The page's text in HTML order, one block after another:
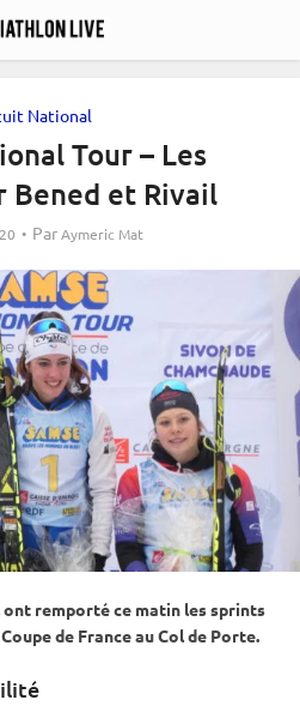
National
Tour – Les
Bened et Rivail
ParAymeric Mat
ont remporté ce matin les sprints
de France au Col de Porte.